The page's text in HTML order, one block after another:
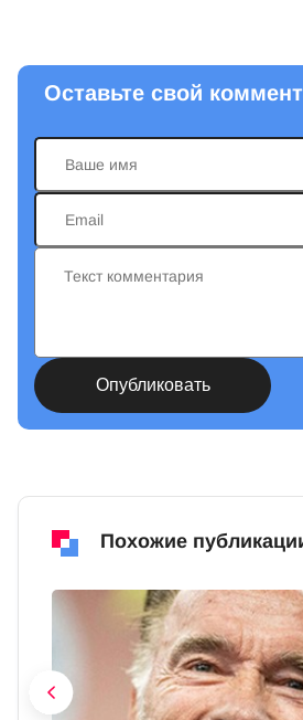
Оставьте свой
Похожие